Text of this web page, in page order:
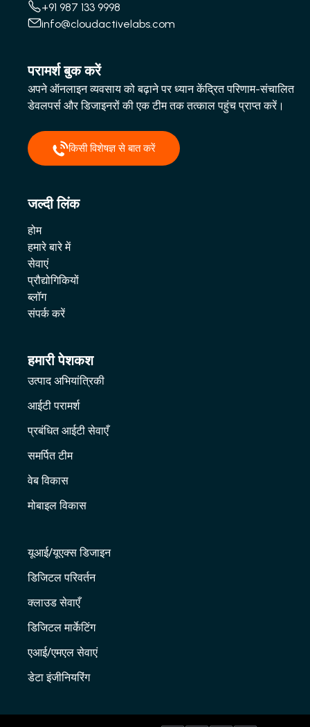
+91 987 133 9998
info@cloudactivelabs.com
परामर्श बुक करें
अपने ऑनलाइन व्यवसाय को बढ़ाने पर ध्यान केंद्रित परिणाम-संचालित
डेवलपर्स और डिजाइनरों की एक टीम तक तत्काल पहुंच प्राप्त करें।
किसी विशेषज्ञ से बात करें
जल्दी लिंक
होम
हमारे बारे में
सेवाएं
प्रौद्योगिकियों
ब्लॉग
संपर्क करें
हमारी पेशकश
उत्पाद अभियांत्रिकी
आईटी परामर्श
प्रबंधित आईटी सेवाएँ
समर्पित टीम
वेब विकास
मोबाइल विकास
यूआई/यूएक्स डिजाइन
डिजिटल परिवर्तन
क्लाउड सेवाएँ
डिजिटल मार्केटिंग
एआई/एमएल सेवाएं
डेटा इंजीनियरिंग